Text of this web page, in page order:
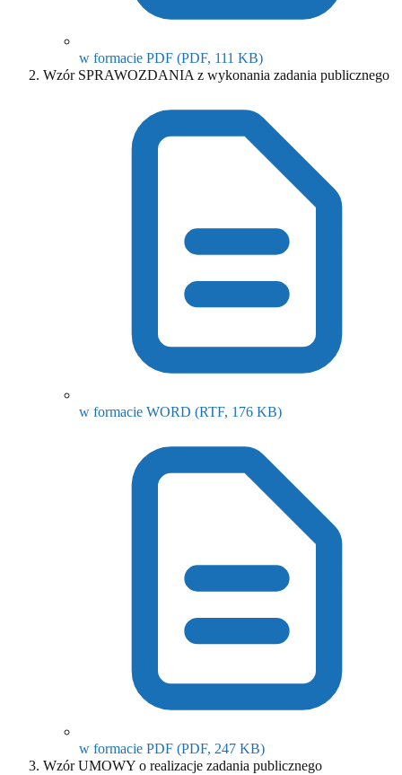
w formacie PDF (PDF, 111 KB)(otwiera się w nowym
Wzór SPRAWOZDANIA z wykonania zadania publicznego
w formacie WORD (RTF, 176 KB)(otwiera się w
w formacie PDF (PDF, 247 KB)(otwiera się w nowym
Wzór UMOWY o realizacje zadania publicznego